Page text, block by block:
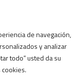
de navegación,
y analizar
todo” usted da su